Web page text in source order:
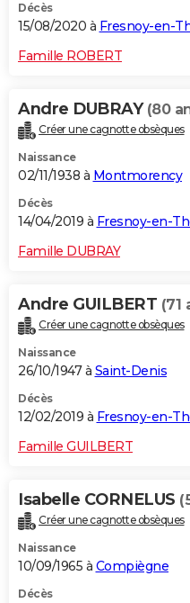
Décès
15/08/2020 à Fresnoy-en-
Famille ROBERT
Andre DUBRAY (80
Créer une cagnotte obsèques
Naissance
02/11/1938 à Montmorency
Décès
14/04/2019 à Fresnoy-en-
Famille DUBRAY
Andre GUILBERT (71
Créer une cagnotte obsèques
Naissance
26/10/1947 à Saint-Denis
Décès
12/02/2019 à Fresnoy-en-
Famille GUILBERT
Isabelle CORNELUS
Créer une cagnotte obsèques
Naissance
10/09/1965 à Compiègne
Décès